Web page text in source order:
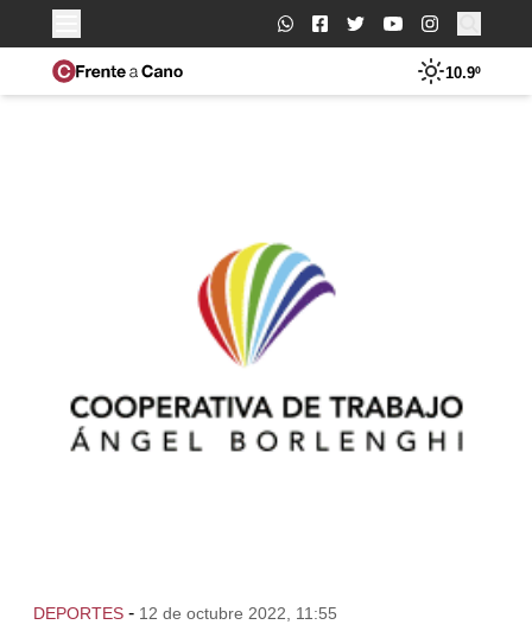
Buscar:
10.9º
DEPORTES - 12 de octubre 2022, 11:55